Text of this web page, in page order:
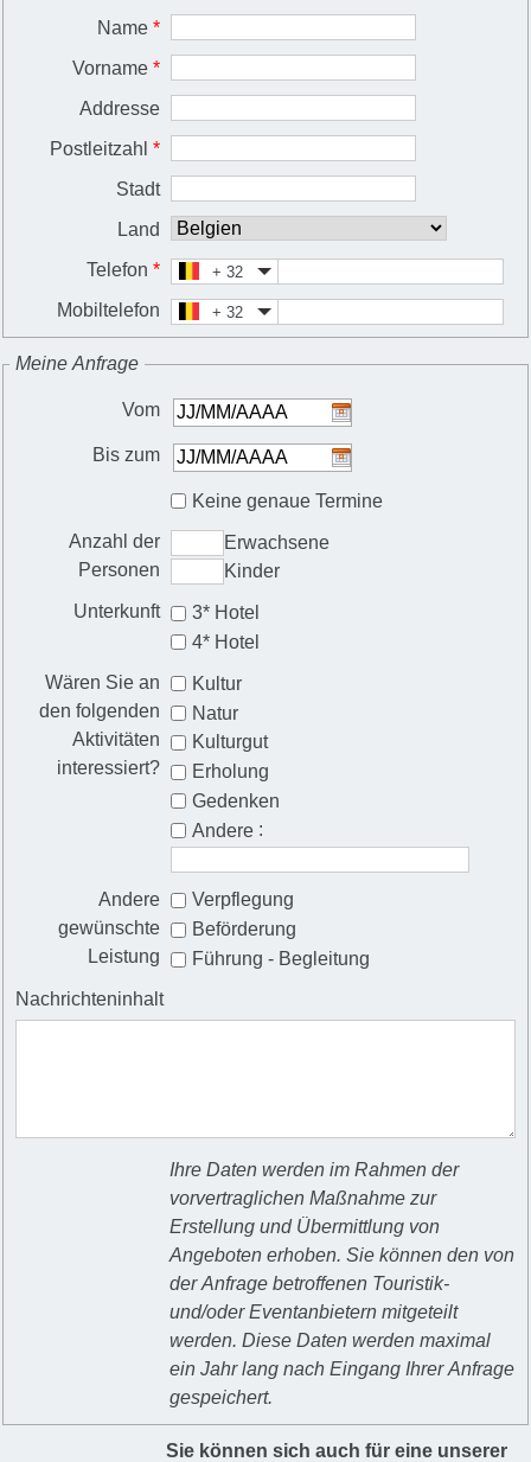
Name *
Vorname *
Addresse
Postleitzahl *
Stadt
Land
Telefon * + 32
Mobiltelefon + 32
Meine Anfrage
Vom
Bis zum
Keine genaue Termine
Anzahl der
Personen
Erwachsene
Kinder
Unterkunft
3* Hotel
4* Hotel
Wären Sie an
den folgenden
Aktivitäten
interessiert?
Kultur
Natur
Kulturgut
Erholung
Gedenken
Andere:
Andere
gewünschte
Leistung
Verpflegung
Beförderung
Führung - Begleitung
Nachrichteninhalt
Ihre Daten werden im Rahmen der
vorvertraglichen Maßnahme zur
Erstellung und Übermittlung von
Angeboten erhoben. Sie können den von
der Anfrage betroffenen Touristik-
und/oder Eventanbietern mitgeteilt
werden. Diese Daten werden maximal
ein Jahr lang nach Eingang Ihrer Anfrage
gespeichert.
Sie können sich auch für eine unserer